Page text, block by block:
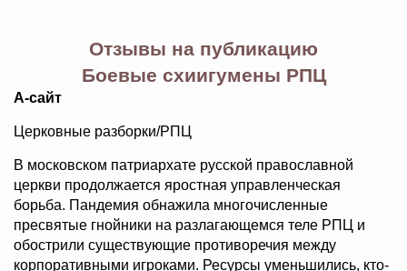
Отзывы на публикацию
Боевые схиигумены РПЦ
А-сайт
Церковные разборки/РПЦ
В московском патриархате русской православной
церкви продолжается яростная управленческая
борьба. Пандемия обнажила многочисленные
пресвятые гнойники на разлагающемся теле РПЦ и
обострили существующие противоречия между
корпоративными игроками. Ресурсы уменьшились, кто-